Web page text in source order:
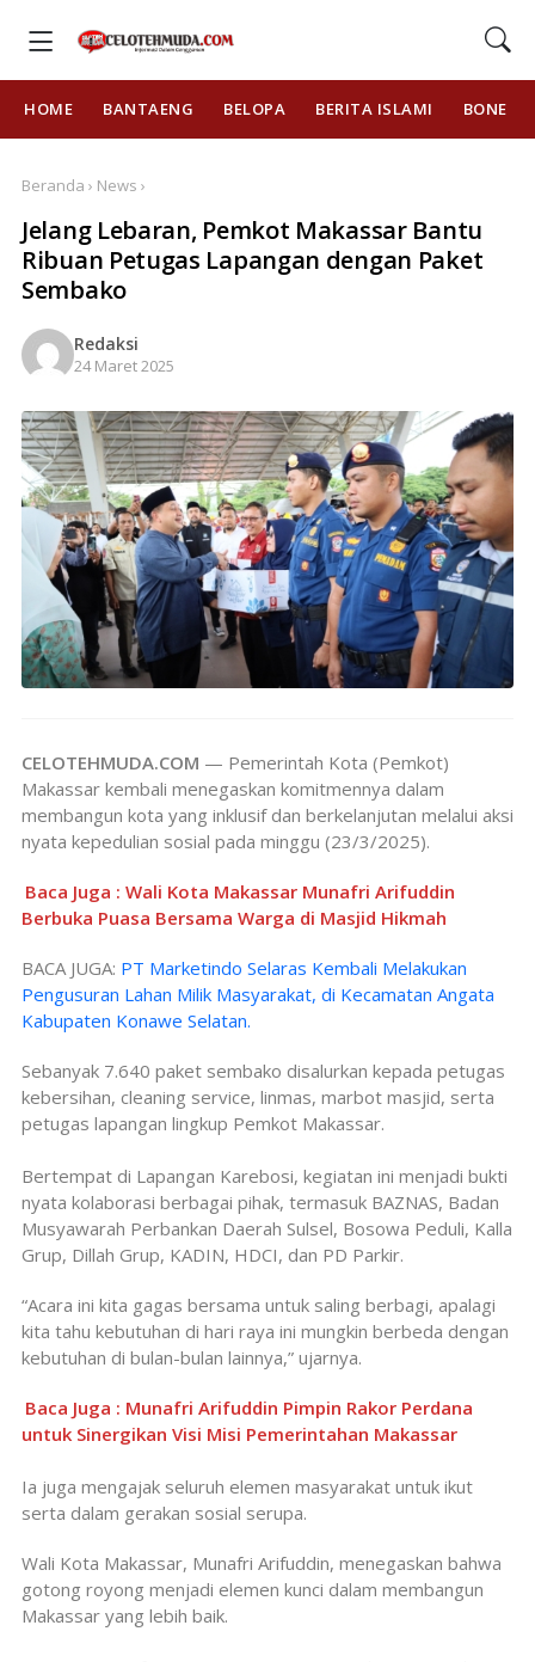
HOME BANTAENG BELOPA BERITA ISLAMI BONE
Beranda › News ›
Jelang Lebaran, Pemkot Makassar Bantu
Ribuan Petugas Lapangan dengan Paket
Sembako
Redaksi
24 Maret 2025
CELOTEHMUDA.COM — Pemerintah Kota (Pemkot)
Makassar kembali menegaskan komitmennya dalam
membangun kota yang inklusif dan berkelanjutan melalui aksi
nyata kepedulian sosial pada minggu (23/3/2025).
Baca Juga : Wali Kota Makassar Munafri Arifuddin
Berbuka Puasa Bersama Warga di Masjid Hikmah
BACA JUGA: PT Marketindo Selaras Kembali Melakukan
Pengusuran Lahan Milik Masyarakat, di Kecamatan Angata
Kabupaten Konawe Selatan.
Sebanyak 7.640 paket sembako disalurkan kepada petugas
kebersihan, cleaning service, linmas, marbot masjid, serta
petugas lapangan lingkup Pemkot Makassar.
Bertempat di Lapangan Karebosi, kegiatan ini menjadi bukti
nyata kolaborasi berbagai pihak, termasuk BAZNAS, Badan
Musyawarah Perbankan Daerah Sulsel, Bosowa Peduli, Kalla
Grup, Dillah Grup, KADIN, HDCI, dan PD Parkir.
“Acara ini kita gagas bersama untuk saling berbagi, apalagi
kita tahu kebutuhan di hari raya ini mungkin berbeda dengan
kebutuhan di bulan-bulan lainnya,” ujarnya.
Baca Juga : Munafri Arifuddin Pimpin Rakor Perdana
untuk Sinergikan Visi Misi Pemerintahan Makassar
Ia juga mengajak seluruh elemen masyarakat untuk ikut
serta dalam gerakan sosial serupa.
Wali Kota Makassar, Munafri Arifuddin, menegaskan bahwa
gotong royong menjadi elemen kunci dalam membangun
Makassar yang lebih baik.